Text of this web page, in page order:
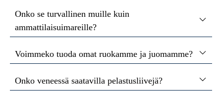
Onko se turvallinen muille kuin
ammattilaisuimareille?
Voimmeko tuoda omat ruokamme ja juomamme?
Onko veneessä saatavilla pelastusliivejä?